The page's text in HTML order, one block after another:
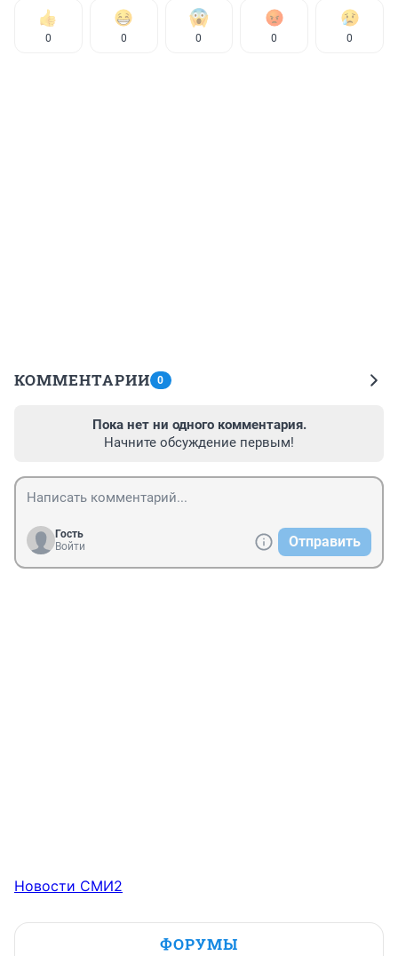
0 0 0 0 0
КОММЕНТАРИИ 0
Пока нет ни одного комментария.
Начните обсуждение первым!
Гость
Войти
Отправить
Новости СМИ2
ФОРУМЫ